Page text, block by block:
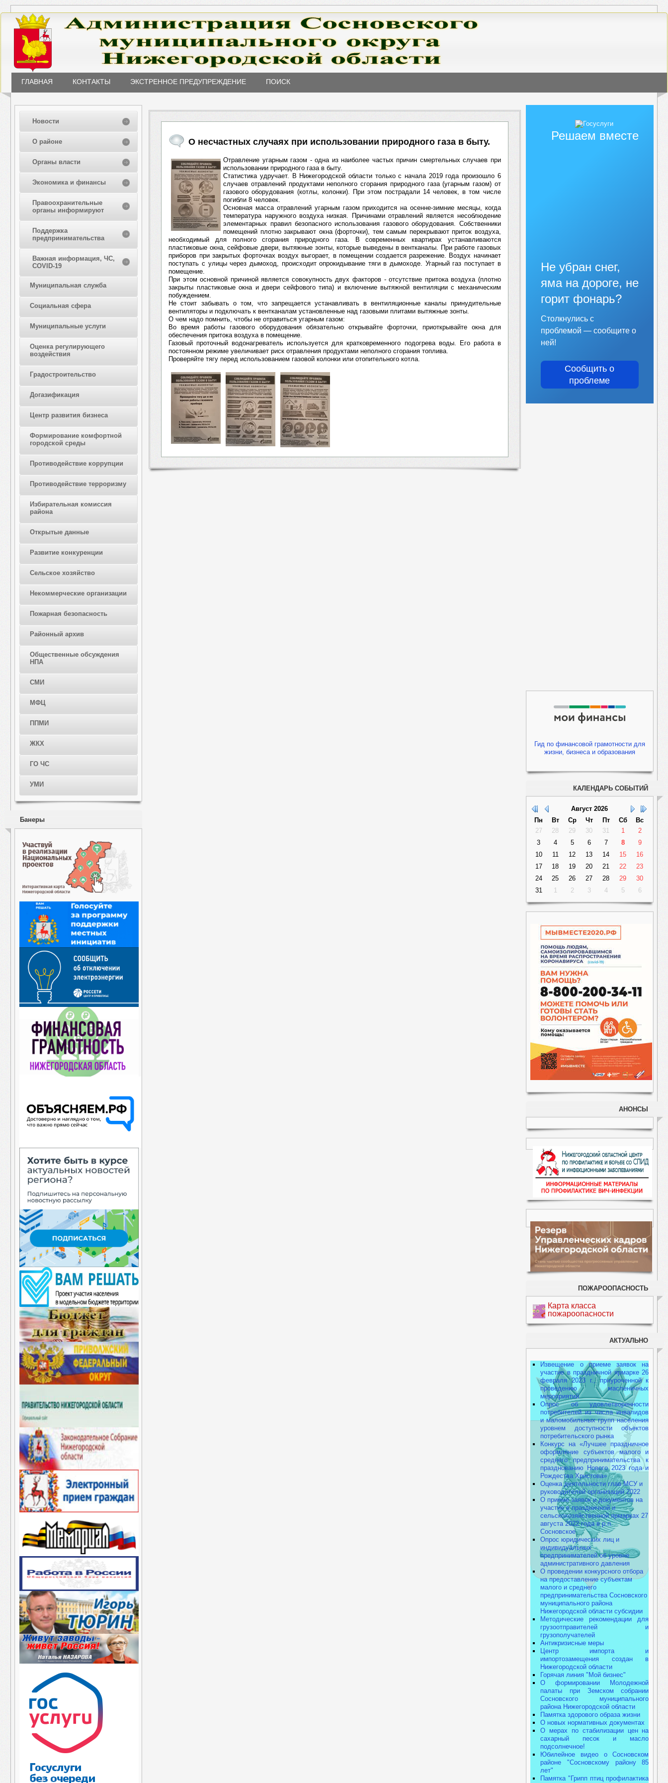
ГЛАВНАЯ КОНТАКТЫ ЭКСТРЕННОЕ ПРЕДУПРЕЖДЕНИЕ ПОИСК
Новости
О районе
Органы власти
Экономика и финансы
Правоохранительные
органы информируют
Поддержка
предпринимательства
Важная информация, ЧС,
COVID-19
Муниципальная служба
Социальная сфера
Муниципальные услуги
Оценка регулирующего
воздействия
Градостроительство
Догазификация
Центр развития бизнеса
Формирование комфортной
городской среды
Противодействие коррупции
Противодействие терроризму
Избирательная комиссия
района
Открытые данные
Развитие конкуренции
Сельское хозяйство
Некоммерческие организации
Пожарная безопасность
Районный архив
Общественные обсуждения
НПА
СМИ
МФЦ
ППМИ
ЖКХ
ГО ЧС
УМИ
Банеры
О несчастных случаях при использовании природного газа в быту.
Отравление угарным газом - одна из наиболее частых причин смертельных случаев при
использовании природного газа в быту.
Статистика удручает. В Нижегородской области только с начала 2019 года произошло 6
случаев отравлений продуктами неполного сгорания природного газа (угарным газом) от
газового оборудования (котлы, колонки). При этом пострадали 14 человек, в том числе
погибли 8 человек.
Основная масса отравлений угарным газом приходится на осенне-зимние месяцы, когда
температура наружного воздуха низкая. Причинами отравлений является несоблюдение
элементарных правил безопасного использования газового оборудования. Собственники
помещений плотно закрывают окна (форточки), тем самым перекрывают приток воздуха,
необходимый для полного сгорания природного газа. В современных квартирах устанавливаются
пластиковые окна, сейфовые двери, вытяжные зонты, которые выведены в вентканалы. При работе газовых
приборов при закрытых форточках воздух выгорает, в помещении создается разрежение. Воздух начинает
поступать с улицы через дымоход, происходит опрокидывание тяги в дымоходе. Угарный газ поступает в
помещение.
При этом основной причиной является совокупность двух факторов - отсутствие притока воздуха (плотно
закрыты пластиковые окна и двери сейфового типа) и включение вытяжной вентиляции с механическим
побуждением.
Не стоит забывать о том, что запрещается устанавливать в вентиляционные каналы принудительные
вентиляторы и подключать к вентканалам установленные над газовыми плитами вытяжные зонты.
О чем надо помнить, чтобы не отравиться угарным газом:
Во время работы газового оборудования обязательно открывайте форточки, приоткрывайте окна для
обеспечения притока воздуха в помещение.
Газовый проточный водонагреватель используется для кратковременного подогрева воды. Его работа в
постоянном режиме увеличивает риск отравления продуктами неполного сгорания топлива.
Проверяйте тягу перед использованием газовой колонки или отопительного котла.
Решаем вместе
Не убран снег,
яма на дороге, не
горит фонарь?
Столкнулись с
проблемой — сообщите о
ней!
Сообщить о
проблеме
Гид по финансовой грамотности для
жизни, бизнеса и образования
КАЛЕНДАРЬ СОБЫТИЙ
Август 2026
Пн
Вт Ср Чт Пт Сб
Вс
27
28 29 30 31 1
2
3
4 5 6 7 8
9
10
11 12 13 14 15
16
17
18 19 20 21 22
23
24
25 26 27 28 29
30
31
1 2 3 4 5 6
АНОНСЫ
ПОЖАРООПАСНОСТЬ
Карта класса
пожароопасности
АКТУАЛЬНО
Извещение о приеме заявок на
участие в праздничной ярмарке 26
февраля 2023 г., приуроченной к
проведению масленичных
мероприятий
Опрос об удовлетворенности
потребителей из числа инвалидов
и маломобильных групп населения
уровнем доступности объектов
потребительского рынка
Конкурс на «Лучшее праздничное
оформление субъектов малого и
среднего предпринимательства к
празднованию Нового 2023 года и
Рождества Христова»
Оценка деятельности глав МСУ и
руководителей организаций 2022
О приеме заявок и документов на
участие в праздничной и
сельскохозяйственной ярмарках 27
августа 2022 года в р.п.
Сосновское
Опрос юридических лиц и
индивидуальных
предпринимателей об уровне
административного давления
О проведении конкурсного отбора
на предоставление субъектам
малого и среднего
предпринимательства Сосновского
муниципального района
Нижегородской области субсидии
Методические рекомендации для
грузоотправителей и
грузополучателей
Антикризисные меры
Центр импорта и
импортозамещения создан в
Нижегородской области
Горячая линия "Мой бизнес"
О формировании Молодежной
палаты при Земском собрании
Сосновского муниципального
района Нижегородской области
Памятка здорового образа жизни
О новых нормативных документах
О мерах по стабилизации цен на
сахарный песок и масло
подсолнечное!
Юбилейное видео о Сосновском
районе "Сосновскому району 85
лет"
Памятка "Грипп птиц профилактика